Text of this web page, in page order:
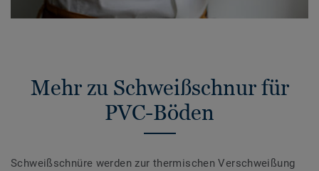
Mehr zu Schweißschnur für
PVC-Böden
Schweißschnüre werden zur thermischen Verschweißung